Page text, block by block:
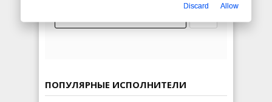
ПОПУЛЯРНЫЕ ИСПОЛНИТЕЛИ
Discard Allow